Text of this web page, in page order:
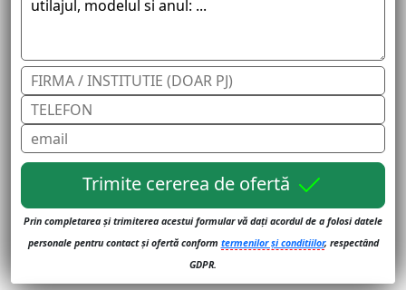
Trimite cererea de ofertă
Prin completarea și trimiterea acestui formular vă dați acordul de a folosi datele
personale pentru contact și ofertă conform termenilor și conditiilor, respectând
GDPR.